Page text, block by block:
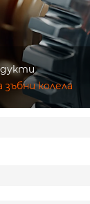
колела